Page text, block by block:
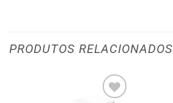
PRODUTOS RELACIONADOS